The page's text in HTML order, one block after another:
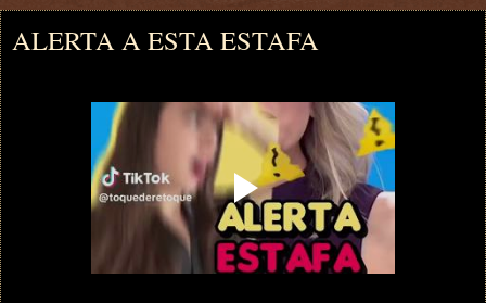
ALERTA A ESTA ESTAFA